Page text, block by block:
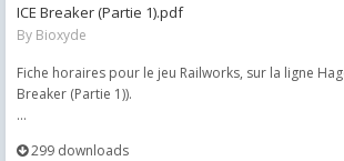
ICE Breaker (Partie 1).pdf
By Bioxyde
Fiche horaires pour le jeu Railworks, sur la ligne
Breaker (Partie 1)).
...
299 downloads